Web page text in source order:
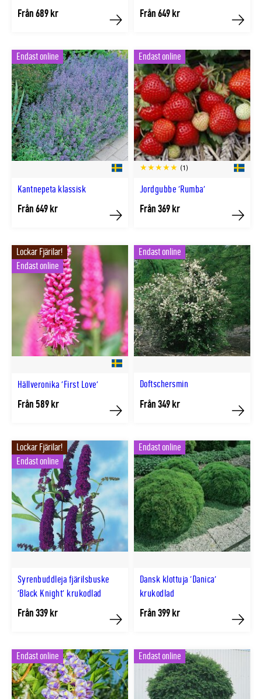
Från 689 kr
Köp
Från 649 kr
Köp
Kantnepeta klassisk
Endast online
Från 649 kr
Köp
Jordgubbe 'Rumba'
(1)
Endast online
Från 369 kr
Köp
Hällveronika 'First Love'
Lockar Fjärilar!
Endast online
Från 589 kr
Köp
Doftschersmin
Endast online
Från 349 kr
Köp
Syrenbuddleja fjärilsbuske
'Black Knight' krukodlad
Lockar Fjärilar!
Endast online
Från 339 kr
Köp
Dansk klottuja 'Danica'
krukodlad
Endast online
Från 399 kr
Köp
Endast online Endast online